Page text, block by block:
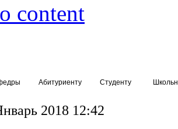
content
Абитуриенту Студенту
2018 12:42